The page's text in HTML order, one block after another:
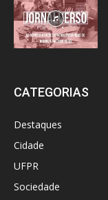
CATEGORIAS
Destaques
Cidade
UFPR
Sociedade